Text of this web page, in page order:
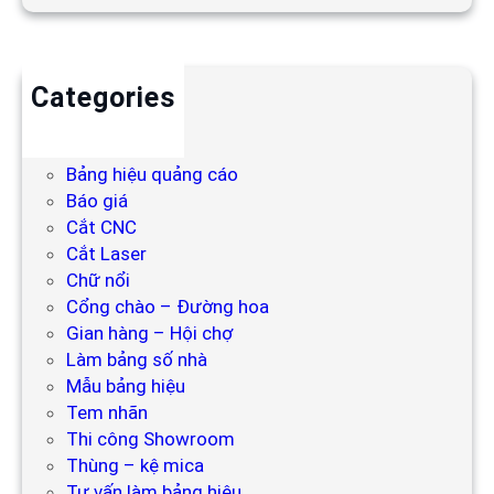
Categories
Bảng hiệu quảng cáo
Báo giá
Cắt CNC
Cắt Laser
Chữ nổi
Cổng chào – Đường hoa
Gian hàng – Hội chợ
Làm bảng số nhà
Mẫu bảng hiệu
Tem nhãn
Thi công Showroom
Thùng – kệ mica